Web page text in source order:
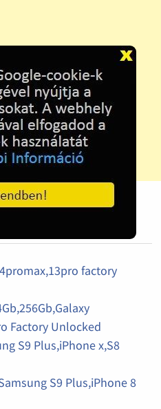
factory
Factory Unlocked
S9 Plus,iPhone x,S8
S9 Plus,iPhone 8